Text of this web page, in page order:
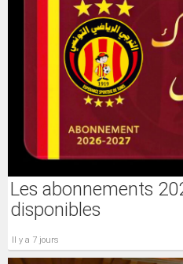
Les abonnements
disponibles
il y a 7 jours